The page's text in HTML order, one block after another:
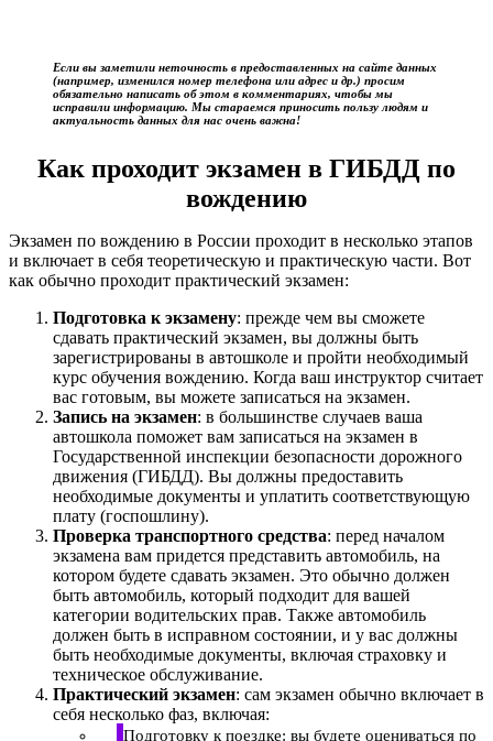
Если вы заметили неточность в предоставленных на сайте данных
(например, изменился номер телефона или адрес и др.) просим
обязательно написать об этом в комментариях, чтобы мы
исправили информацию. Мы стараемся приносить пользу людям и
актуальность данных для нас очень важна!
Как проходит экзамен в ГИБДД по
вождению
Экзамен по вождению в России проходит в несколько этапов
и включает в себя теоретическую и практическую части. Вот
как обычно проходит практический экзамен:
Подготовка к экзамену: прежде чем вы сможете
сдавать практический экзамен, вы должны быть
зарегистрированы в автошколе и пройти необходимый
курс обучения вождению. Когда ваш инструктор считает
вас готовым, вы можете записаться на экзамен.
Запись на экзамен: в большинстве случаев ваша
автошкола поможет вам записаться на экзамен в
Государственной инспекции безопасности дорожного
движения (ГИБДД). Вы должны предоставить
необходимые документы и уплатить соответствующую
плату (госпошлину).
Проверка транспортного средства: перед началом
экзамена вам придется представить автомобиль, на
котором будете сдавать экзамен. Это обычно должен
быть автомобиль, который подходит для вашей
категории водительских прав. Также автомобиль
должен быть в исправном состоянии, и у вас должны
быть необходимые документы, включая страховку и
техническое обслуживание.
Практический экзамен: сам экзамен обычно включает в
себя несколько фаз, включая:
Подготовку к поездке: вы будете оцениваться по